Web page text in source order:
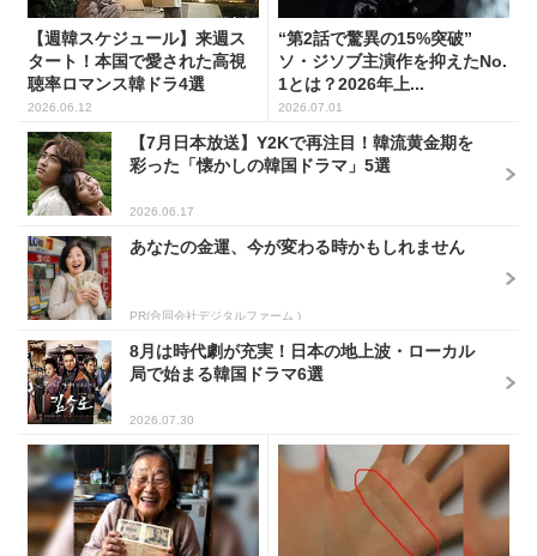
【週韓スケジュール】来週ス
タート！本国で愛された高視
聴率ロマンス韓ドラ4選
2026.06.12
“第2話で驚異の15%突破”
ソ・ジソブ主演作を抑えたNo.
1とは？2026年上...
2026.07.01
【7月日本放送】Y2Kで再注目！韓流黄金期を
彩った「懐かしの韓国ドラマ」5選
2026.06.17
あなたの金運、今が変わる時かもしれません
PR(合同会社デジタルファーム )
8月は時代劇が充実！日本の地上波・ローカル
局で始まる韓国ドラマ6選
2026.07.30